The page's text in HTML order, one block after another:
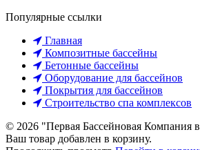
Популярные ссылки
Главная
Композитные бассейны
Бетонные бассейны
Оборудование для бассейнов
Покрытия для бассейнов
Строительство спа комплексов
© 2026 "Первая Бассейновая Компания
Ваш товар добавлен в корзину.